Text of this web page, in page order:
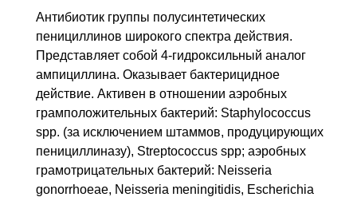
Антибиотик группы полусинтетических
пенициллинов широкого спектра действия.
Представляет собой 4-гидроксильный аналог
ампициллина. Оказывает бактерицидное
действие. Активен в отношении аэробных
грамположительных бактерий: Staphylococcus
spp. (за исключением штаммов, продуцирующих
пенициллиназу), Streptococcus spp; аэробных
грамотрицательных бактерий: Neisseria
gonorrhoeae, Neisseria meningitidis, Escherichia